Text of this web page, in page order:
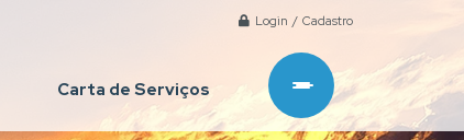
Login / Cadastro
Carta de Serviços